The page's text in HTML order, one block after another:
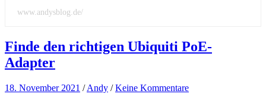
www.andysblog.de/
Finde den richtigen Ubiquiti PoE-
Adapter
18. November 2021 /Andy /Keine Kommentare